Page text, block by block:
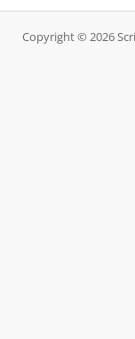
Copyright © 2026